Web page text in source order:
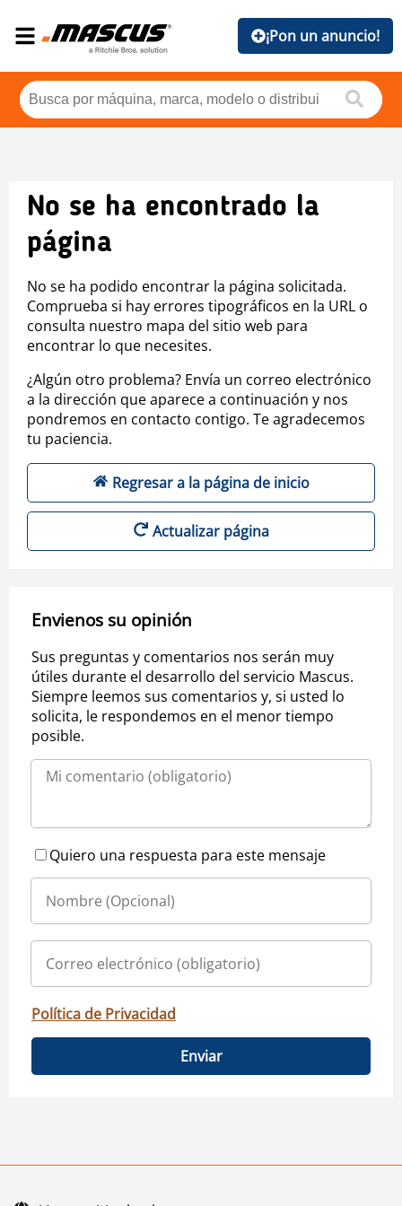
¡Pon un anuncio!
No se ha encontrado la
página
No se ha podido encontrar la página solicitada.
Comprueba si hay errores tipográficos en la URL o
consulta nuestro mapa del sitio web para
encontrar lo que necesites.
¿Algún otro problema? Envía un correo electrónico
a la dirección que aparece a continuación y nos
pondremos en contacto contigo. Te agradecemos
tu paciencia.
Regresar a la página de inicio
Actualizar página
Envienos su opinión
Sus preguntas y comentarios nos serán muy
útiles durante el desarrollo del servicio Mascus.
Siempre leemos sus comentarios y, si usted lo
solicita, le respondemos en el menor tiempo
posible.
Quiero una respuesta para este mensaje
Política de Privacidad
Enviar